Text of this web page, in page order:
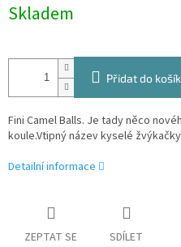
cena:
Skladem
Přidat do
Fini Camel Balls. Je tady něco
koule.Vtipný název kyselé
Detailní informace
ZEPTAT SE SDÍLET